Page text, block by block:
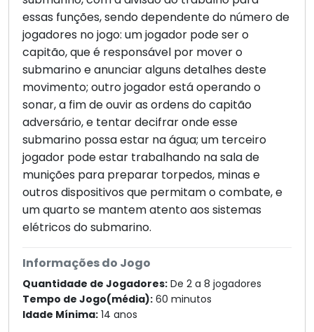
essas funções, sendo dependente do número de
jogadores no jogo: um jogador pode ser o
capitão, que é responsável por mover o
submarino e anunciar alguns detalhes deste
movimento; outro jogador está operando o
sonar, a fim de ouvir as ordens do capitão
adversário, e tentar decifrar onde esse
submarino possa estar na água; um terceiro
jogador pode estar trabalhando na sala de
munições para preparar torpedos, minas e
outros dispositivos que permitam o combate, e
um quarto se mantem atento aos sistemas
elétricos do submarino.
Informações do Jogo
Quantidade de Jogadores: De 2 a 8 jogadores
Tempo de Jogo(média): 60 minutos
Idade Mínima: 14 anos